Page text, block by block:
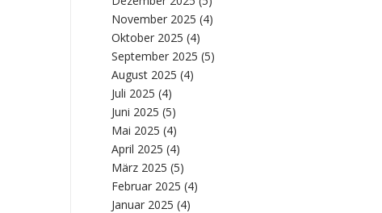
November 2025 (4)
Oktober 2025 (4)
September 2025 (5)
August 2025 (4)
Juli 2025 (4)
Juni 2025 (5)
Mai 2025 (4)
April 2025 (4)
März 2025 (5)
Februar 2025 (4)
Januar 2025 (4)